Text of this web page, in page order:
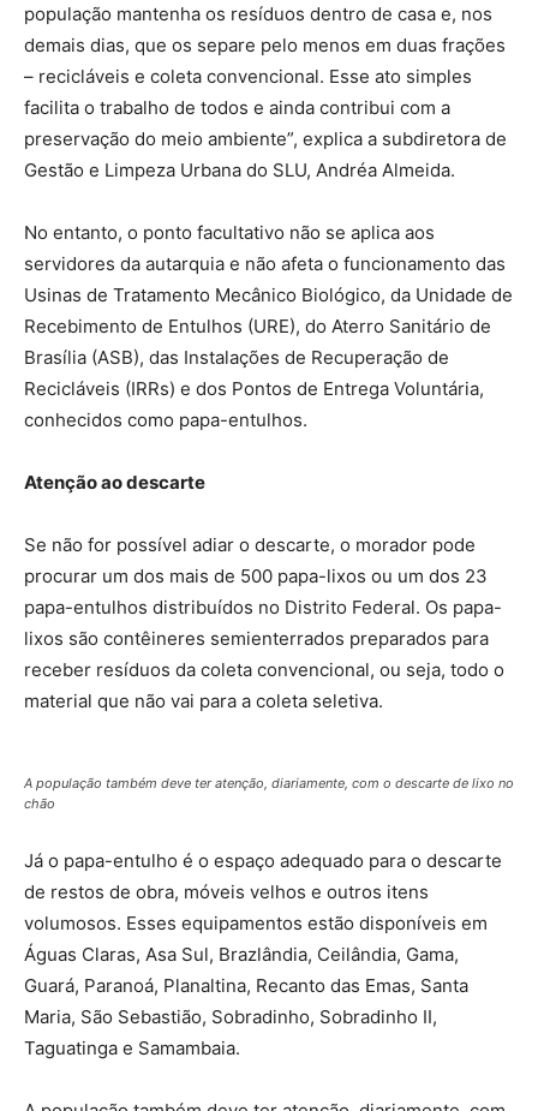
população mantenha os resíduos dentro de casa e, nos
demais dias, que os separe pelo menos em duas frações
– recicláveis e coleta convencional. Esse ato simples
facilita o trabalho de todos e ainda contribui com a
preservação do meio ambiente”, explica a subdiretora de
Gestão e Limpeza Urbana do SLU, Andréa Almeida.
No entanto, o ponto facultativo não se aplica aos
servidores da autarquia e não afeta o funcionamento das
Usinas de Tratamento Mecânico Biológico, da Unidade de
Recebimento de Entulhos (URE), do Aterro Sanitário de
Brasília (ASB), das Instalações de Recuperação de
Recicláveis (IRRs) e dos Pontos de Entrega Voluntária,
conhecidos como papa-entulhos.
Atenção ao descarte
Se não for possível adiar o descarte, o morador pode
procurar um dos mais de 500 papa-lixos ou um dos 23
papa-entulhos distribuídos no Distrito Federal. Os papa-
lixos são contêineres semienterrados preparados para
receber resíduos da coleta convencional, ou seja, todo o
material que não vai para a coleta seletiva.
A população também deve ter atenção, diariamente, com o descarte de lixo no
chão
Já o papa-entulho é o espaço adequado para o descarte
de restos de obra, móveis velhos e outros itens
volumosos. Esses equipamentos estão disponíveis em
Águas Claras, Asa Sul, Brazlândia, Ceilândia, Gama,
Guará, Paranoá, Planaltina, Recanto das Emas, Santa
Maria, São Sebastião, Sobradinho, Sobradinho II,
Taguatinga e Samambaia.